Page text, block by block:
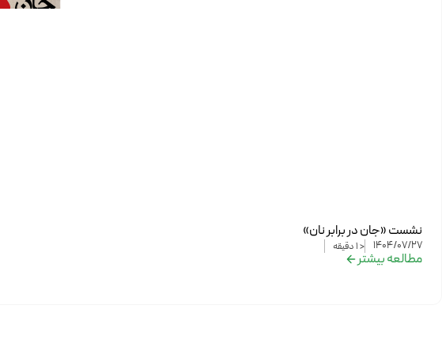
نشست «جان در برابر نان»
1404/07/27
< 1 دقیقه
مطالعه بیشتر